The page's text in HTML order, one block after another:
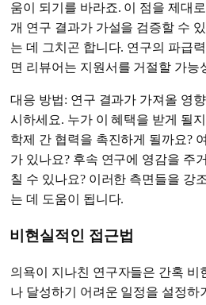
움이 되기를 바라죠. 이 점을 제대
개 연구 결과가 가설을 검증할 수
는 데 그치곤 합니다. 연구의 파급
면 리뷰어는 지원서를 거절할 가능
대응 방법: 연구 결과가 가져올 영
시하세요. 누가 이 혜택을 받게 될
학제 간 협력을 촉진하게 될까요?
가 있나요? 후속 연구에 영감을 주
칠 수 있나요? 이러한 측면들을 강
는 데 도움이 됩니다.
비현실적인 접근법
의욕이 지나친 연구자들은 간혹 비
나 달성하기 어려운 일정을 설정하